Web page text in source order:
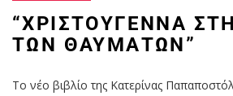
“ΧΡΙΣΤΟΎΓΕΝΝΑ
ΤΩΝ ΘΑΥΜΆΤΩΝ”
Το νέο βιβλίο της Κατερίνας